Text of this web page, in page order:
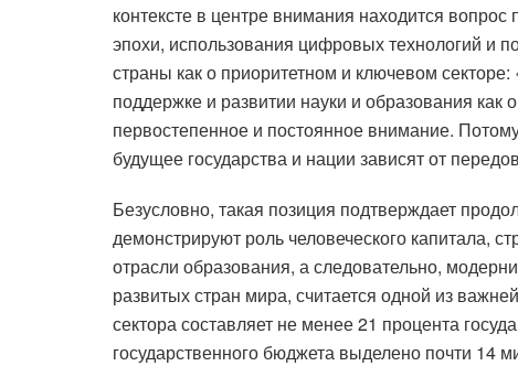
контексте в центре внимания находится
эпохи, использования цифровых технологий и
страны как о приоритетном и ключевом
поддержке и развитии науки и образования
первостепенное и постоянное внимание.
будущее государства и нации зависят от
Безусловно, такая позиция подтверждает
демонстрируют роль человеческого капитала,
отрасли образования, а следовательно,
развитых стран мира, считается одной из
сектора составляет не менее 21 процента
государственного бюджета выделено почти 14